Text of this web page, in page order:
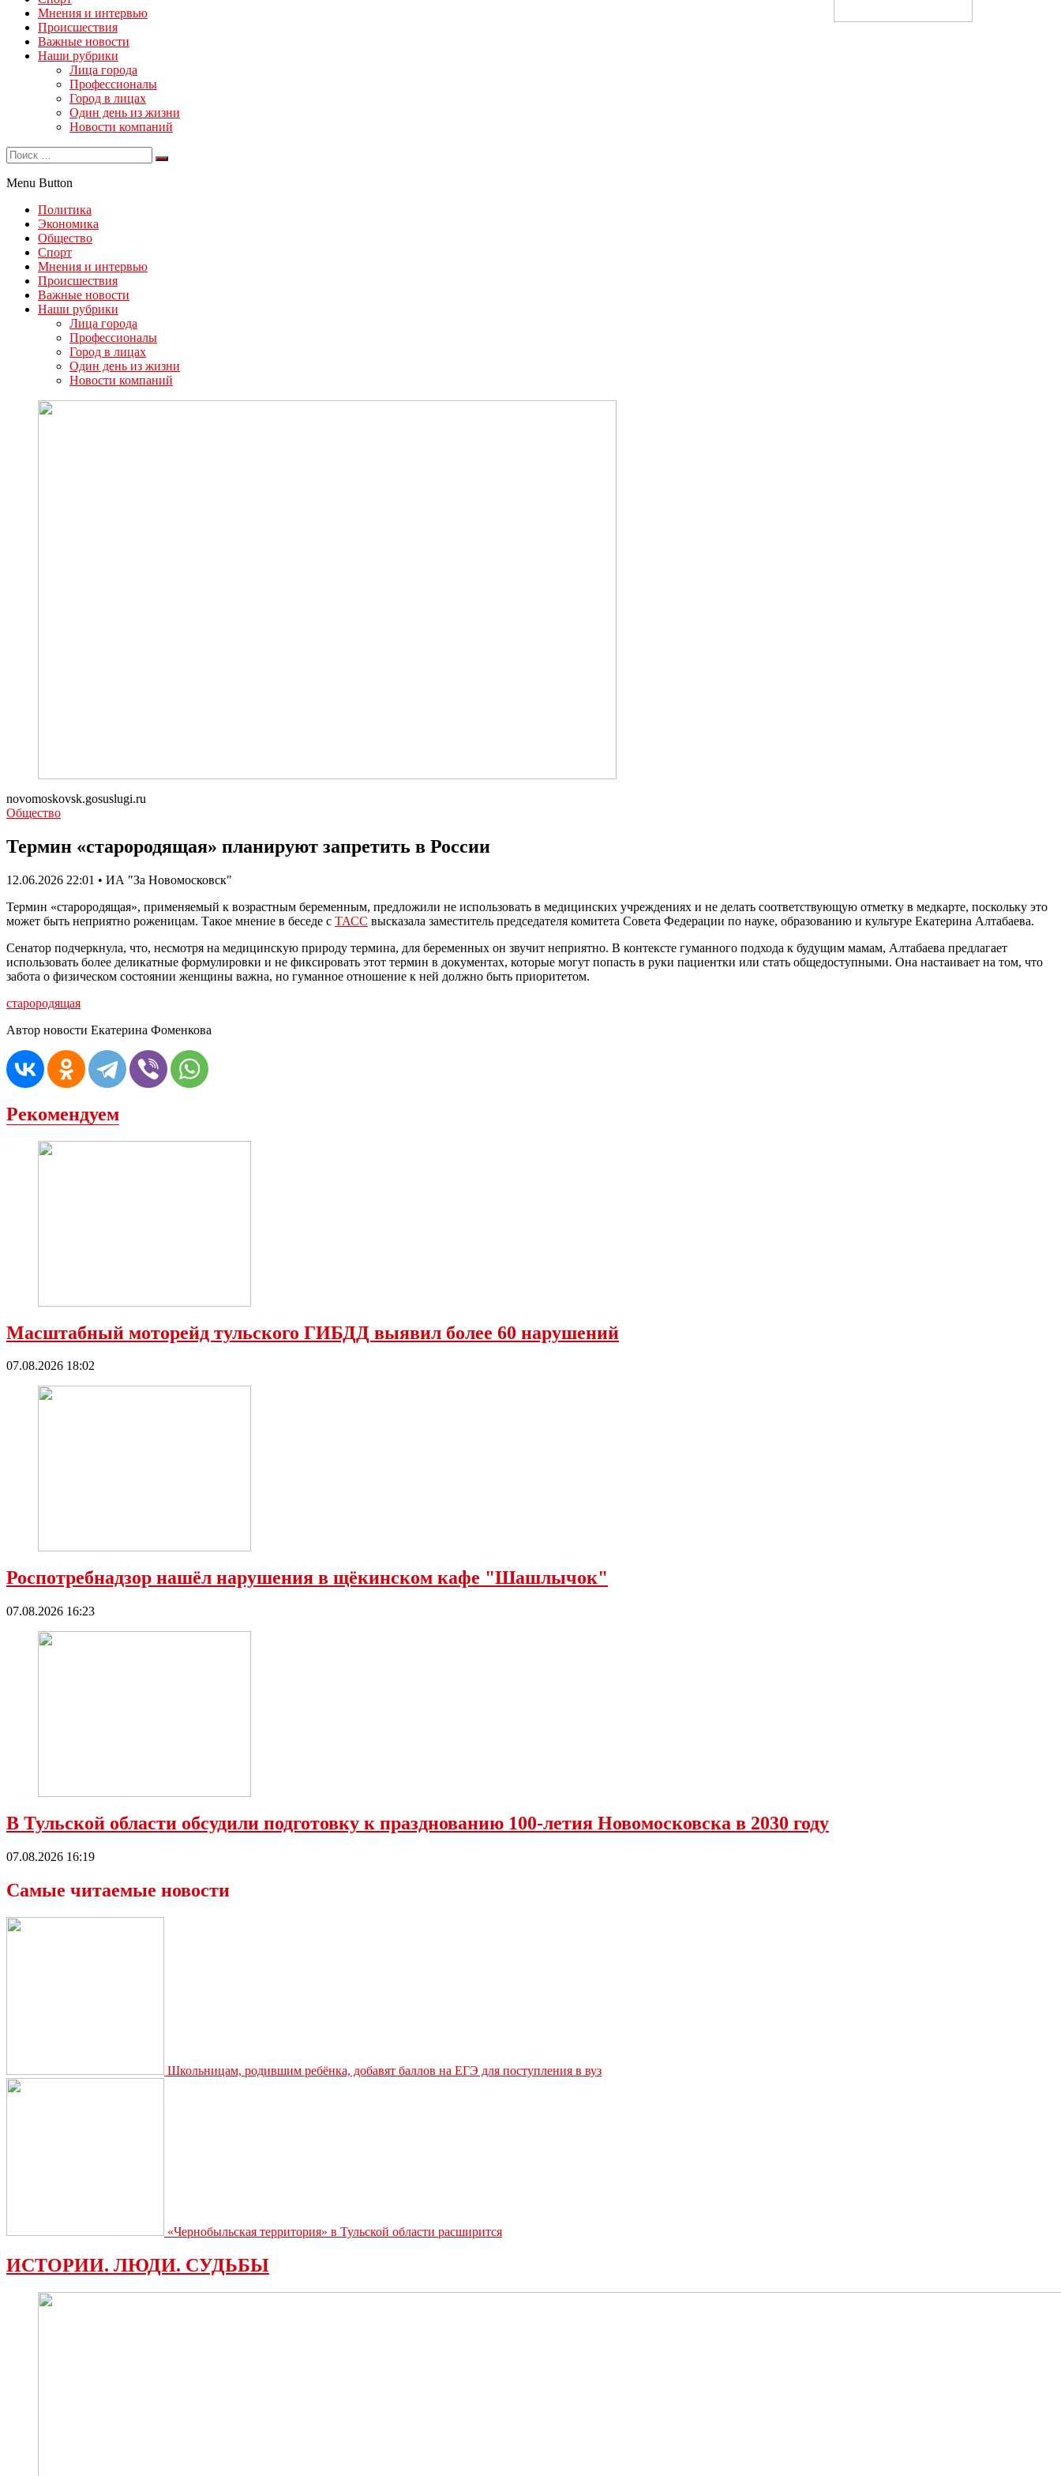
Мнения и интервью
Происшествия
Важные новости
Наши рубрики
Лица города
Профессионалы
Город в лицах
Один день из жизни
Новости компаний
Menu Button
Политика
Экономика
Общество
Спорт
Мнения и интервью
Происшествия
Важные новости
Наши рубрики
Лица города
Профессионалы
Город в лицах
Один день из жизни
Новости компаний
novomoskovsk.gosuslugi.ru
Общество
Термин «старородящая» планируют запретить в России
12.06.2026 22:01 • ИА "За Новомосковск"
Термин «старородящая», применяемый к возрастным беременным, предложили не использовать в медицинских учреждениях и не делать соответствующую отметку в медкарте, поскольку это
может быть неприятно роженицам. Такое мнение в беседе с ТАСС высказала заместитель председателя комитета Совета Федерации по науке, образованию и культуре Екатерина Алтабаева.
Сенатор подчеркнула, что, несмотря на медицинскую природу термина, для беременных он звучит неприятно. В контексте гуманного подхода к будущим мамам, Алтабаева предлагает
использовать более деликатные формулировки и не фиксировать этот термин в документах, которые могут попасть в руки пациентки или стать общедоступными. Она настаивает на том, что
забота о физическом состоянии женщины важна, но гуманное отношение к ней должно быть приоритетом.
старородящая
Автор новости Екатерина Фоменкова
Рекомендуем
Масштабный моторейд тульского ГИБДД выявил более 60 нарушений
07.08.2026 18:02
Роспотребнадзор нашёл нарушения в щёкинском кафе "Шашлычок"
07.08.2026 16:23
В Тульской области обсудили подготовку к празднованию 100-летия Новомосковска в 2030 году
07.08.2026 16:19
Самые читаемые новости
Школьницам, родившим ребёнка, добавят баллов на ЕГЭ для поступления в вуз
«Чернобыльская территория» в Тульской области расширится
ИСТОРИИ. ЛЮДИ. СУДЬБЫ